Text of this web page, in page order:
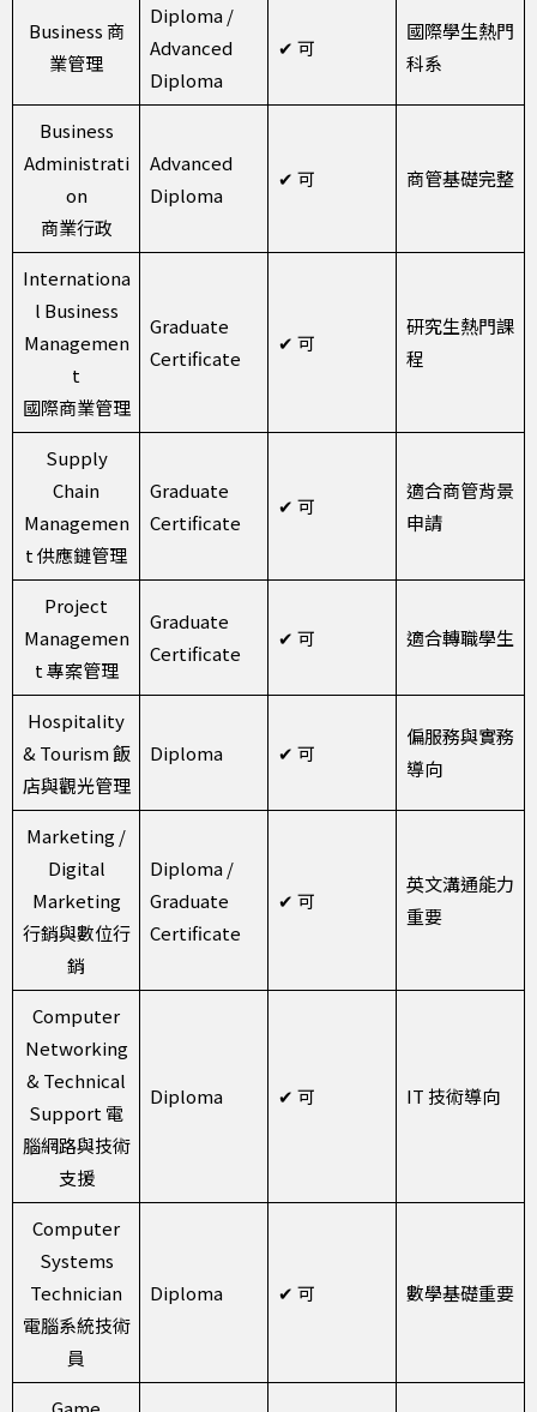
Business 商
業管理
Diploma /
Advanced
Diploma
✔ 可
國際學生熱門
科系
Business
Administrati
on
商業行政
Advanced
Diploma
✔ 可 商管基礎完整
Internationa
l Business
Managemen
t
國際商業管理
Graduate
Certificate
✔ 可
研究生熱門課
程
Supply
Chain
Managemen
t 供應鏈管理
Graduate
Certificate
✔ 可
適合商管背景
申請
Project
Managemen
t 專案管理
Graduate
Certificate
✔ 可 適合轉職學生
Hospitality
& Tourism 飯
店與觀光管理
Diploma ✔ 可
偏服務與實務
導向
Marketing /
Digital
Marketing
行銷與數位行
銷
Diploma /
Graduate
Certificate
✔ 可
英文溝通能力
重要
Computer
Networking
& Technical
Support 電
腦網路與技術
支援
Diploma ✔ 可 IT 技術導向
Computer
Systems
Technician
電腦系統技術
員
Diploma ✔ 可 數學基礎重要